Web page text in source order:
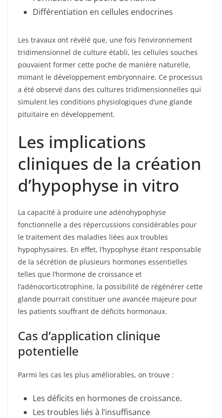
Différentiation en cellules endocrines
Les travaux ont révélé que, une fois l’environnement
tridimensionnel de culture établi, les cellules souches
pouvaient former cette poche de manière naturelle,
mimant le développement embryonnaire. Ce processus
a été observé dans des cultures tridimensionnelles qui
simulent les conditions physiologiques d’une glande
pituitaire en développement.
Les implications
cliniques de la création
d’hypophyse in vitro
La capacité à produire une adénohypophyse
fonctionnelle a des répercussions considérables pour
le traitement des maladies liées aux troubles
hypophysaires. En effet, l’hypophyse étant responsable
de la sécrétion de plusieurs hormones essentielles
telles que l’hormone de croissance et
l’adénocorticotrophine, la possibilité de régénérer cette
glande pourrait constituer une avancée majeure pour
les patients souffrant de déficits hormonaux.
Cas d’application clinique
potentielle
Parmi les cas les plus améliorables, on trouve :
Les déficits en hormones de croissance.
Les troubles liés à l’insuffisance